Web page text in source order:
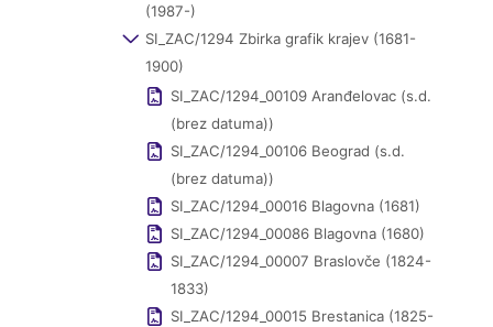
(1987-)
SI_ZAC/1294 Zbirka grafik krajev (1681-
1900)
SI_ZAC/1294_00109 Aranđelovac (s.d.
(brez datuma))
SI_ZAC/1294_00106 Beograd (s.d.
(brez datuma))
SI_ZAC/1294_00016 Blagovna (1681)
SI_ZAC/1294_00086 Blagovna (1680)
SI_ZAC/1294_00007 Braslovče (1824-
1833)
SI_ZAC/1294_00015 Brestanica (1825-